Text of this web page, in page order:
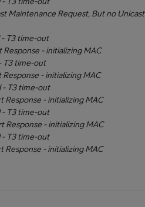
Maintenance Request, But no Unicast
- T3 time-out
Response - initializing MAC
T3 time-out
- initializing MAC
- T3 time-out
Response - initializing MAC
- T3 time-out
Response - initializing MAC
- T3 time-out
Response - initializing MAC